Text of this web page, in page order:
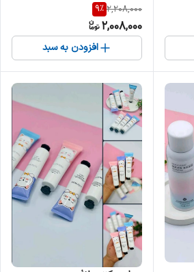
2,208,000
9%
2,008,000
افزودن به سبد